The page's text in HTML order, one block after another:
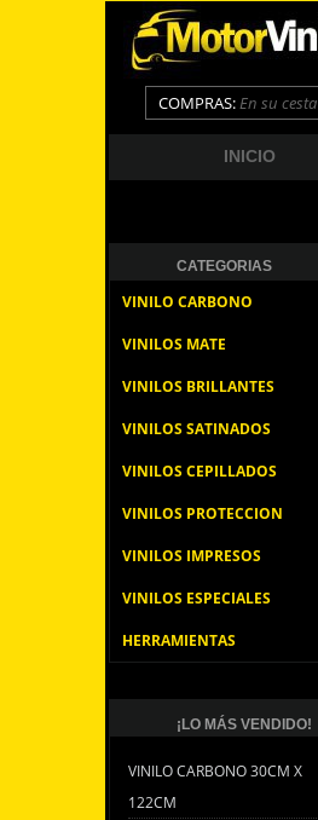
COMPRAS:En su cesta
INICIO
CATEGORIAS
VINILO CARBONO
VINILOS MATE
VINILOS BRILLANTES
VINILOS SATINADOS
VINILOS CEPILLADOS
VINILOS PROTECCION
VINILOS IMPRESOS
VINILOS ESPECIALES
HERRAMIENTAS
¡LO MÁS VENDIDO!
VINILO CARBONO 30CM X
122CM